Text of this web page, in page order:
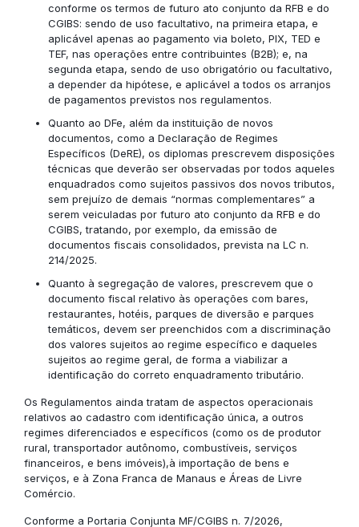
conforme os termos de futuro ato conjunto da RFB e do
CGIBS: sendo de uso facultativo, na primeira etapa, e
aplicável apenas ao pagamento via boleto, PIX, TED e
TEF, nas operações entre contribuintes (B2B); e, na
segunda etapa, sendo de uso obrigatório ou facultativo,
a depender da hipótese, e aplicável a todos os arranjos
de pagamentos previstos nos regulamentos.
Quanto ao DFe, além da instituição de novos
documentos, como a Declaração de Regimes
Específicos (DeRE), os diplomas prescrevem disposições
técnicas que deverão ser observadas por todos aqueles
enquadrados como sujeitos passivos dos novos tributos,
sem prejuízo de demais “normas complementares” a
serem veiculadas por futuro ato conjunto da RFB e do
CGIBS, tratando, por exemplo, da emissão de
documentos fiscais consolidados, prevista na LC n.
214/2025.
Quanto à segregação de valores, prescrevem que o
documento fiscal relativo às operações com bares,
restaurantes, hotéis, parques de diversão e parques
temáticos, devem ser preenchidos com a discriminação
dos valores sujeitos ao regime específico e daqueles
sujeitos ao regime geral, de forma a viabilizar a
identificação do correto enquadramento tributário.
Os Regulamentos ainda tratam de aspectos operacionais
relativos ao cadastro com identificação única, a outros
regimes diferenciados e específicos (como os de produtor
rural, transportador autônomo, combustíveis, serviços
financeiros, e bens imóveis),à importação de bens e
serviços, e à Zona Franca de Manaus e Áreas de Livre
Comércio.
Conforme a Portaria Conjunta MF/CGIBS n. 7/2026,